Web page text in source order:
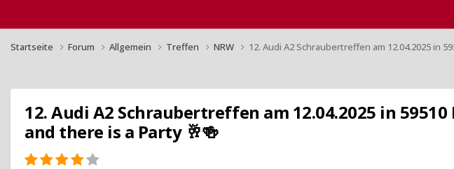
Startseite Forum Allgemein Treffen NRW 12. Audi A2 Schraubertreffen am 12.04.2025 in
12. Audi A2 Schraubertreffen am 12.04.2025 in
and there is a Party 🥂🍻